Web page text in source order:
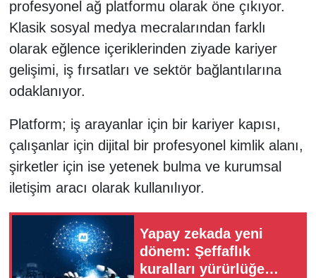
profesyonel ağ platformu olarak öne çıkıyor.
Klasik sosyal medya mecralarından farklı
olarak eğlence içeriklerinden ziyade kariyer
gelişimi, iş fırsatları ve sektör bağlantılarına
odaklanıyor.
Platform; iş arayanlar için bir kariyer kapısı,
çalışanlar için dijital bir profesyonel kimlik alanı,
şirketler için ise yetenek bulma ve kurumsal
iletişim aracı olarak kullanılıyor.
Yapay zekada yeni
dönem: Şeffaflık
kuralları yürürlüğe